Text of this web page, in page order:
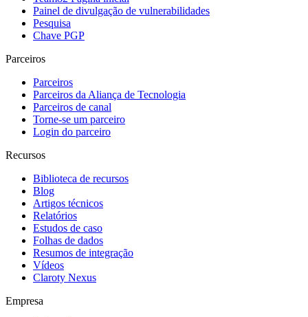
Painel de divulgação de vulnerabilidades
Pesquisa
Chave PGP
Parceiros
Parceiros
Parceiros da Aliança de Tecnologia
Parceiros de canal
Torne-se um parceiro
Login do parceiro
Recursos
Biblioteca de recursos
Blog
Artigos técnicos
Relatórios
Estudos de caso
Folhas de dados
Resumos de integração
Vídeos
Claroty Nexus
Empresa